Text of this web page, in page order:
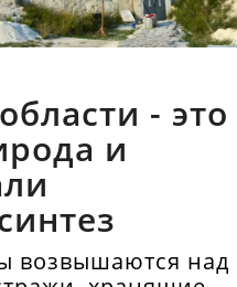
- это
и
возвышаются над